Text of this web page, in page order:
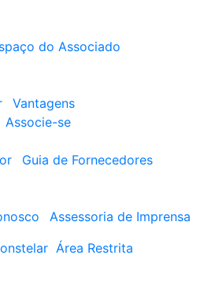
do Associado
Vantagens
Associe-se
Guia de Fornecedores
Assessoria de Imprensa
Área Restrita